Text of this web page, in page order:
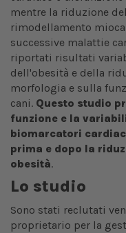
mentre la riduzione
rimodellamento
successive malattie
riportati risultati
dell'obesità e della
morfologia e sulla
cani. Questo studio
funzione e la
biomarcatori
prima e dopo la
obesità.
Lo studio
Sono stati reclutati
proprietario per la